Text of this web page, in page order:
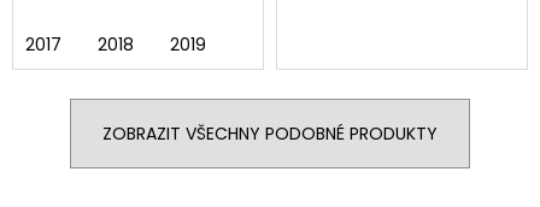
2017 2018 2019
ZOBRAZIT VŠECHNY PODOBNÉ PRODUKTY